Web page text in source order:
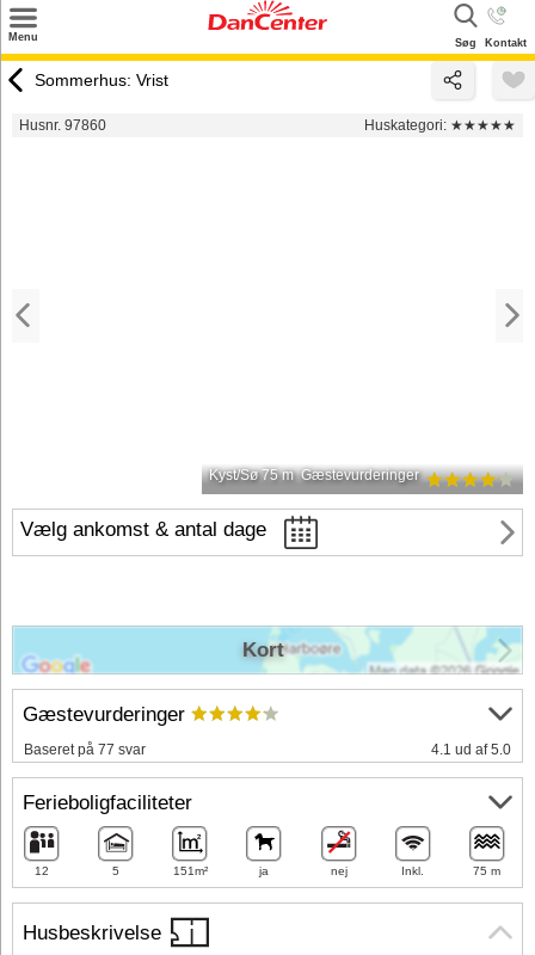
Menu Søg Kontakt
Tilbud
Sommerhus: Vrist
Husnr. 97860 Huskategori: ★★★★★
Kyst/Sø 75 m Gæstevurderinger
Vælg ankomst & antal dage
Husbeskrivelse
Gæstevurderinger
Baseret på 77 svar 4.1 ud af 5.0
Ferieboligfaciliteter
12 5 151m² ja nej Inkl. 75 m
Kort